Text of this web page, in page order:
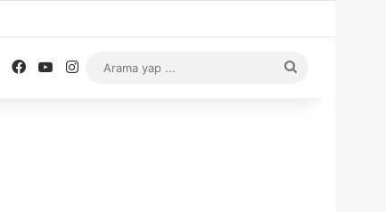
Facebook
YouTube
Instagram